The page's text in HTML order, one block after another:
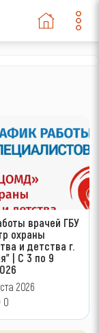
врачей ГБУ
охраны
и детства г.
| С 3 по 9
2026
0